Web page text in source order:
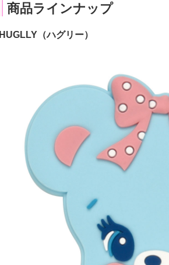
商品ラインナップ
HUGLLY（ハグリー）